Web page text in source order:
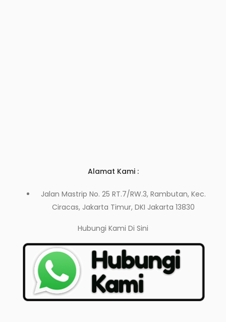
Alamat Kami :
Jalan Mastrip No. 25 RT.7/RW.3, Rambutan, Kec.
Ciracas, Jakarta Timur, DKI Jakarta 13830
Hubungi Kami Di Sini